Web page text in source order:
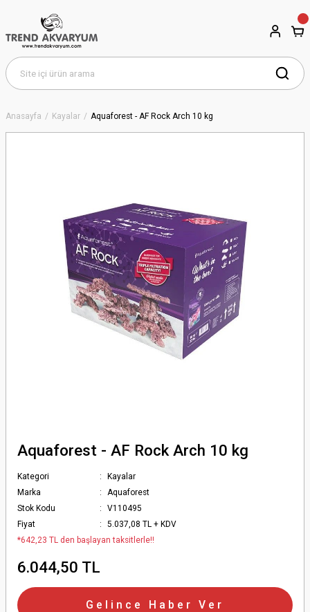
Anasayfa Kayalar Aquaforest - AF Rock Arch 10 kg
Aquaforest - AF Rock Arch 10 kg
Kategori
Kayalar
Marka
Aquaforest
Stok Kodu
V110495
Fiyat
5.037,08 TL + KDV
*642,23 TL den başlayan taksitlerle!!
6.044,50 TL
Gelince Haber Ver